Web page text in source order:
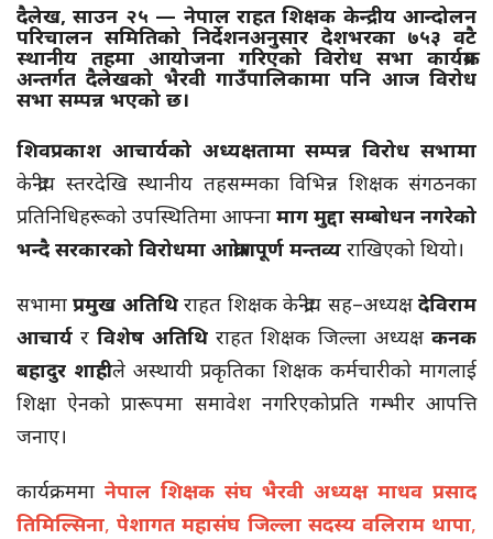
दैलेख, साउन २५ — नेपाल राहत शिक्षक केन्द्रीय आन्दोलन
परिचालन समितिको निर्देशनअनुसार देशभरका ७५३वटै
स्थानीय तहमा आयोजना गरिएको विरोध सभा कार्यक्रम
अन्तर्गतदैलेखको भैरवी गाउँपालिकामा पनि आज विरोध
सभा सम्पन्न भएको छ।
शिवप्रकाश आचार्यको अध्यक्षतामा सम्पन्न विरोध सभामा
केन्द्रीय स्तरदेखि स्थानीय तहसम्मका विभिन्न शिक्षक संगठनका
प्रतिनिधिहरूको उपस्थितिमा आफ्ना माग मुद्दा सम्बोधन नगरेको
भन्दै सरकारको विरोधमा आक्रोशपूर्ण मन्तव्य राखिएको थियो।
सभामाप्रमुख अतिथिराहत शिक्षक केन्द्रीय सह–अध्यक्षदेविराम
आचार्य र विशेष अतिथि राहत शिक्षक जिल्ला अध्यक्ष कनक
बहादुर शाहीले अस्थायी प्रकृतिका शिक्षक कर्मचारीको मागलाई
शिक्षा ऐनको प्रारूपमा समावेश नगरिएकोप्रति गम्भीर आपत्ति
जनाए।
कार्यक्रममा नेपाल शिक्षक संघ भैरवी अध्यक्ष माधव प्रसाद
तिमिल्सिना,पेशागत महासंघ जिल्ला सदस्य वलिराम थापा,